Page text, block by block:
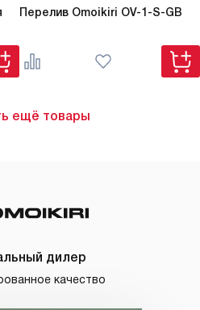
Перелив Omoikiri OV-1-S-GB
ещё товары
дилер
качество